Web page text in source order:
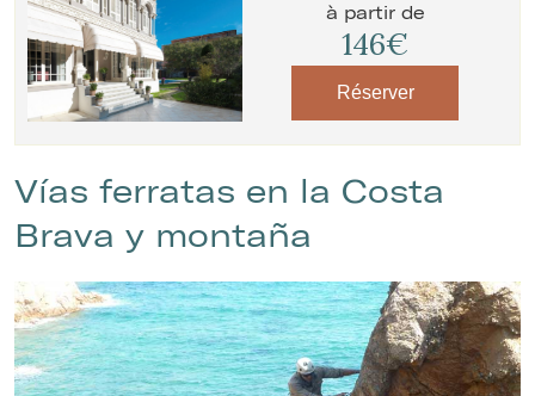
à partir de
146€
Réserver
Vías ferratas en la Costa
Brava y montaña